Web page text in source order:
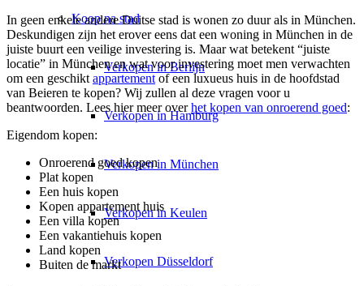
Koop na stad
Verkopen in Berlijn
Verkopen in Hamburg
Verkopen in München
Verkopen in Keulen
Verkopen Düsseldorf
In geen enkele andere Duitse stad is wonen zo duur als in München.
Deskundigen zijn het erover eens dat een woning in München in de
juiste buurt een veilige investering is. Maar wat betekent “juiste
locatie” in München en wat voor investering moet men verwachten
om een geschikt appartement of een luxueus huis in de hoofdstad
van Beieren te kopen? Wij zullen al deze vragen voor u
beantwoorden. Lees hier meer overhet kopen van onroerend goed:
Eigendom kopen:
Onroerend goed kopen
Plat kopen
Een huis kopen
Kopen appartement huis
Een villa kopen
Een vakantiehuis kopen
Land kopen
Buiten de markt